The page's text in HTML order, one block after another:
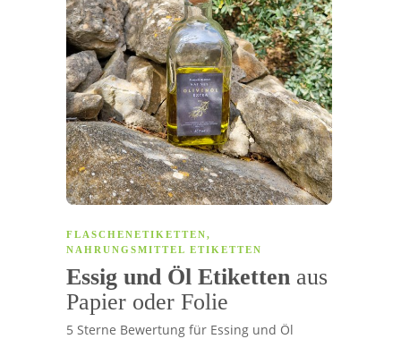
FLASCHENETIKETTEN,
NAHRUNGSMITTEL ETIKETTEN
Essig und Öl Etiketten aus
Papier oder Folie
5 Sterne Bewertung für Essing und Öl